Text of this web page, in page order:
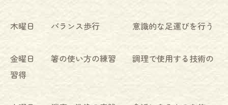
木曜日 バランス歩行 意識的な足運びを行う
金曜日 箸の使い方の練習 調理で使用する技術の
習得